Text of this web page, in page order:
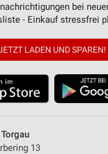
bei
- Einkauf stressfrei
LADEN UND SPAREN!
13